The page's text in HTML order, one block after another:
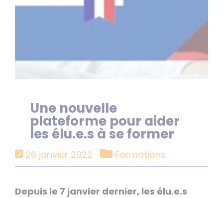
Une nouvelle
plateforme pour aider
les élu.e.s à se former
26 janvier 2022 Catégories
Formations
Depuis le 7 janvier dernier, les élu.e.s